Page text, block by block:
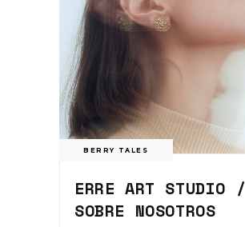
BERRY TALES
ERRE ART STUDIO /
SOBRE NOSOTROS